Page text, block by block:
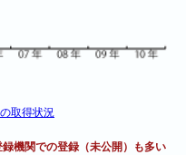
取得状況
機関での登録（未公開）も多い